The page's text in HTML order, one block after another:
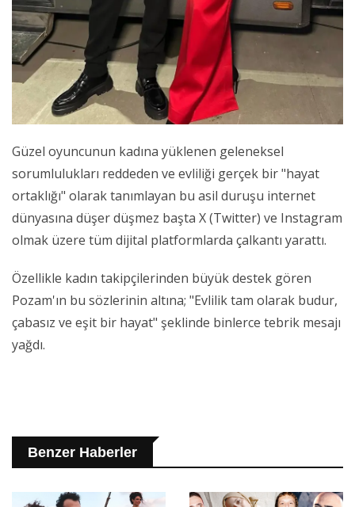
Güzel oyuncunun kadına yüklenen geleneksel
sorumlulukları reddeden ve evliliği gerçek bir "hayat
ortaklığı" olarak tanımlayan bu asil duruşu internet
dünyasına düşer düşmez başta X (Twitter) ve Instagram
olmak üzere tüm dijital platformlarda çalkantı yarattı.
Özellikle kadın takipçilerinden büyük destek gören
Pozam'ın bu sözlerinin altına; "Evlilik tam olarak budur,
çabasız ve eşit bir hayat" şeklinde binlerce tebrik mesajı
yağdı.
Benzer Haberler